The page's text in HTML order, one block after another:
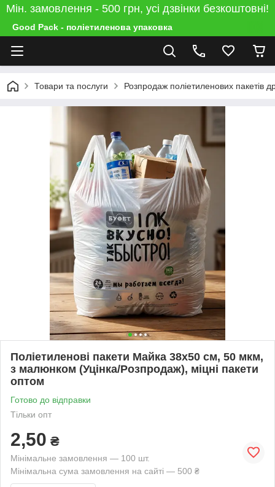
Мін. замовлення - 500 грн, усі дзвінки безкоштовні!
Good Pack - поліетиленова упаковка
Товари та послуги Розпродаж поліетиленових пакетів
Поліетиленові пакети Майка 38х50 см, 50 мкм,
з малюнком (Уцінка/Розпродаж), міцні пакети
оптом
Готово до відправки
Тільки опт
2,50 ₴
Мінімальне замовлення — 100 шт.
Мінімальна сума замовлення на сайті — 500 ₴